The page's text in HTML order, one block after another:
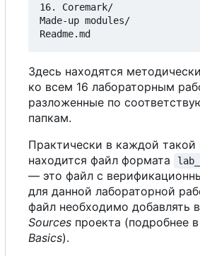
16. Coremark/
Made-up modules/
Здесь находятся
ко всем 16 лабораторным
разложенные по
папкам.
Практически в каждой такой
находится файл формата
— это файл с
для данной лабораторной
файл необходимо добавлять в
Sources проекта (подробнее
Basics).